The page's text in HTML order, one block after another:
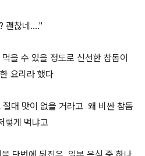
괜찮네...."
을 수 있을 정도로 신선한 참돔이
요리라 했다
대 맛이 없을 거라고 왜 비싼 참돔
렇게 먹냐고